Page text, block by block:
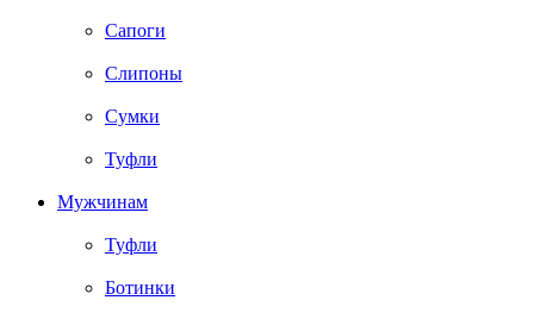
Сапоги
Слипоны
Сумки
Туфли
Мужчинам
Туфли
Ботинки